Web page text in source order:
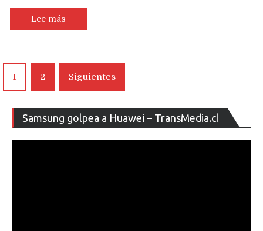
Lee más
Navegación
de
entradas
1 2 Siguientes
Samsung golpea a Huawei – TransMedia.cl
de